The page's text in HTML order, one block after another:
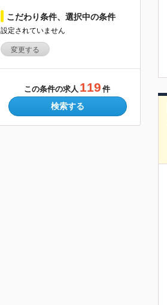
こだわり条件、選択中の条件
設定されていません
変更する
この条件の求人 119 件
検索する